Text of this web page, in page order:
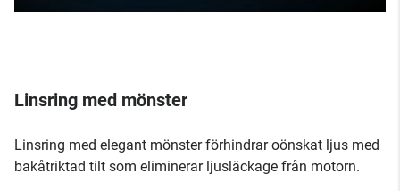
Linsring med mönster
Linsring med elegant mönster förhindrar oönskat ljus med
bakåtriktad tilt som eliminerar ljusläckage från motorn.